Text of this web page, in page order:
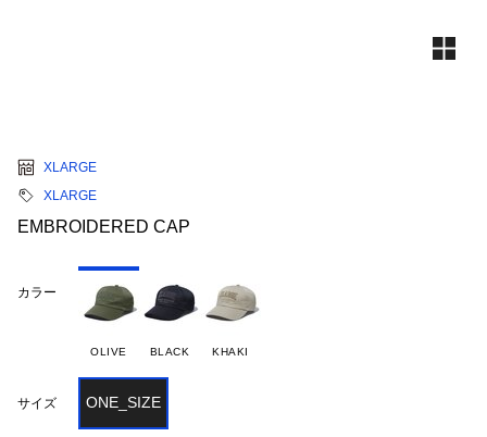
XLARGE
XLARGE
EMBROIDERED CAP
カラー
OLIVE BLACK KHAKI
サイズ ONE_SIZE